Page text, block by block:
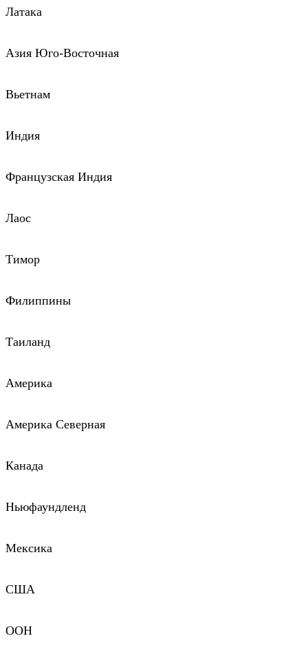
Латака
Азия Юго-Восточная
Вьетнам
Индия
Французская Индия
Лаос
Тимор
Филиппины
Таиланд
Америка
Америка Северная
Канада
Ньюфаундленд
Мексика
США
ООН